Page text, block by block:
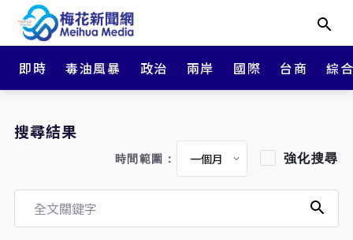
即時 毒油風暴 政治 兩岸 國際 台商 綜
搜尋結果
時間範圍： 強化搜尋